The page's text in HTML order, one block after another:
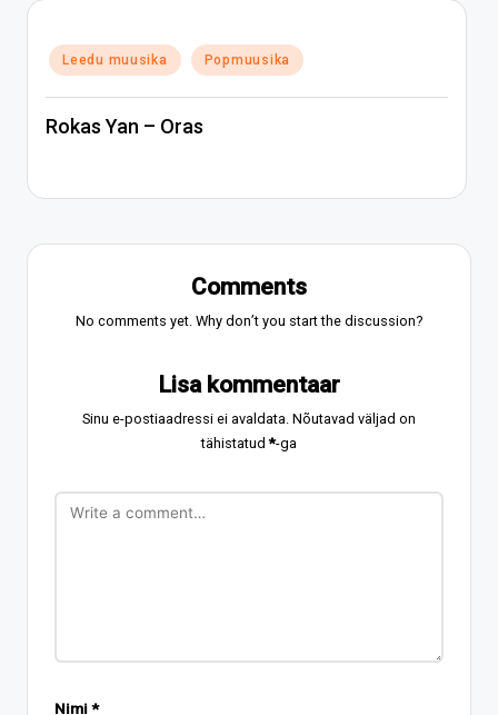
Posted
in
Leedu muusika Popmuusika
Rokas Yan – Oras
Comments
No comments yet. Why don’t you start the discussion?
Lisa kommentaar
Sinu e-postiaadressi ei avaldata. Nõutavad väljad on
tähistatud*-ga
Nimi*